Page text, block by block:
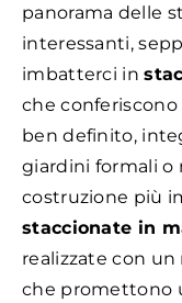
panorama delle
interessanti,
imbatterci in
che
ben definito,
giardini formali o
costruzione più
staccionate in
realizzate con
che promettono